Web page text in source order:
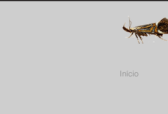
Início